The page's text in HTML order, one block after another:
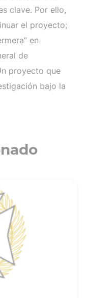
clave. Por ello,
el proyecto;
en
de
proyecto que
bajo la